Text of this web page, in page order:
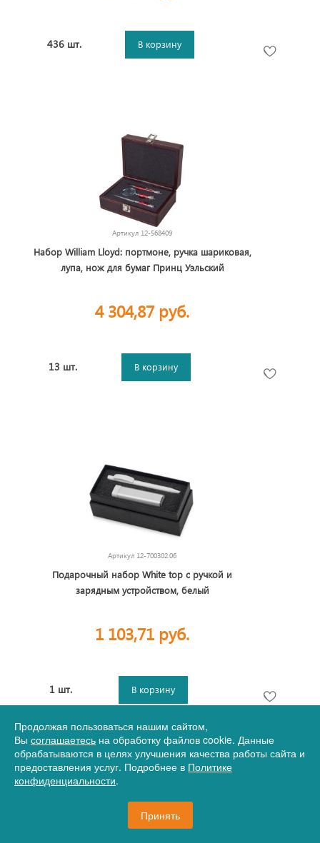
436 шт. В корзину
Артикул 12-568409
Набор William Lloyd: портмоне, ручка шариковая,
лупа, нож для бумаг Принц Уэльский
4 304,87 руб.
13 шт. В корзину
Артикул 12-700302.06
Подарочный набор White top с ручкой и
зарядным устройством, белый
1 103,71 руб.
1 шт. В корзину
Продолжая пользоваться нашим сайтом,
Вы соглашаетесь на обработку файлов cookie. Данные
обрабатываются в целях улучшения качества работы сайта и
предоставления услуг. Подробнее в Политике
конфиденциальности.
Принять